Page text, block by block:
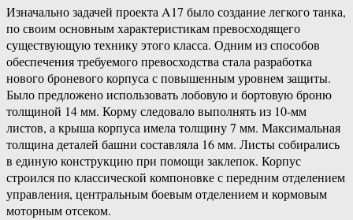
Изначально задачей проекта A17 было создание легкого танка,
по своим основным характеристикам превосходящего
существующую технику этого класса. Одним из способов
обеспечения требуемого превосходства стала разработка
нового броневого корпуса с повышенным уровнем защиты.
Было предложено использовать лобовую и бортовую броню
толщиной 14 мм. Корму следовало выполнять из 10-мм
листов, а крыша корпуса имела толщину 7 мм. Максимальная
толщина деталей башни составляла 16 мм. Листы собирались
в единую конструкцию при помощи заклепок. Корпус
строился по классической компоновке с передним отделением
управления, центральным боевым отделением и кормовым
моторным отсеком.